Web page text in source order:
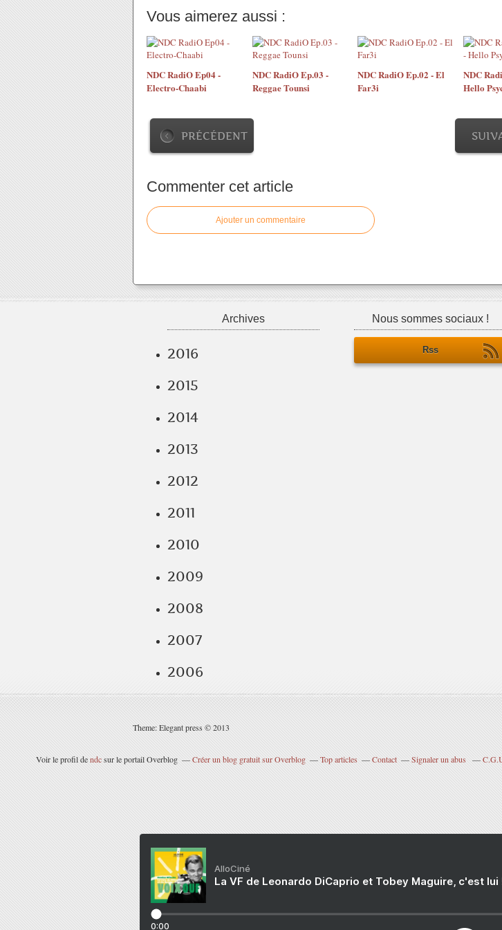
Vous aimerez aussi :
NDC RadiO Ep04 -
Electro-Chaabi
NDC RadiO Ep.03 -
Reggae Tounsi
NDC RadiO Ep.02 - El
Far3i
NDC
Hello
PRÉCÉDENT
Commenter cet article
Ajouter un commentaire
Archives
2016
2015
2014
2013
2012
2011
2010
2009
2008
2007
2006
Nous sommes sociaux !
Rss
Theme: Elegant press © 2013
Voir le profil dendcsur le portail Overblog Créer un blog gratuit sur Overblog Top articles Contact Signaler un abus
AlloCiné
La VF de Leonardo DiCaprio et Tobey Maguire, c'est
0:00